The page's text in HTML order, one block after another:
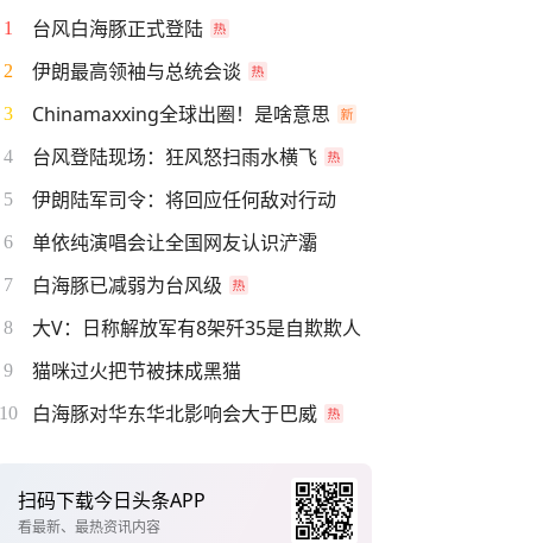
1 台风白海豚正式登陆
2 伊朗最高领袖与总统会谈
3 Chinamaxxing全球出圈！是啥意思
4 台风登陆现场：狂风怒扫雨水横飞
5 伊朗陆军司令：将回应任何敌对行动
6 单依纯演唱会让全国网友认识浐灞
7 白海豚已减弱为台风级
8 大V：日称解放军有8架歼35是自欺欺人
9 猫咪过火把节被抹成黑猫
10 白海豚对华东华北影响会大于巴威
扫码下载今日头条APP
看最新、最热资讯内容